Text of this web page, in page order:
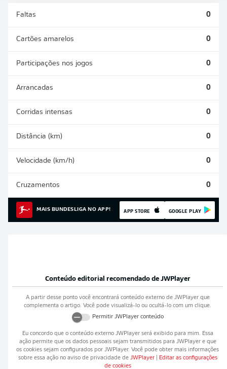
Faltas 0
Cartões amarelos 0
Participações nos jogos 0
Arrancadas 0
Corridas intensas 0
Distância (km) 0
Velocidade (km/h) 0
Cruzamentos 0
MAIS BUNDESLIGA NO APP! APP STORE GOOGLE PLAY
Conteúdo editorial recomendado de JWPlayer
A partir desse ponto você encontrará conteúdo externo de JWPlayerque
complementa o artigo. Você pode visualizá-lo ou ocultá-lo com um clique.
Permitir JWPlayerconteúdo
Eu concordo que o conteúdo externo JWPlayerserá exibido para mim. Essa
ação permite que os dados pessoais sejam transmitidos para JWPlayere que
os cookies sejam configurados por JWPlayer. Você pode obter mais informações
sobre essa ação no aviso de privacidade de JWPlayer
Editar as configurações
de cookies